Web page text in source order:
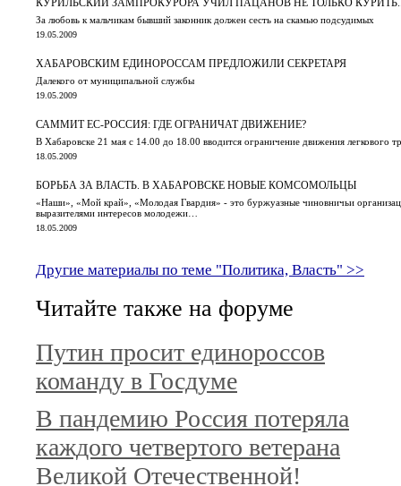
За любовь к мальчикам бывший законник должен сесть на скамью подсудимых
19.05.2009
ХАБАРОВСКИМ ЕДИНОРОССАМ ПРЕДЛОЖИЛИ СЕКРЕТАРЯ
Далекого от муниципальной службы
19.05.2009
САММИТ ЕС-РОССИЯ: ГДЕ ОГРАНИЧАТ ДВИЖЕНИЕ?
В Хабаровске 21 мая с 14.00 до 18.00 вводится ограничение движения легкового
18.05.2009
БОРЬБА ЗА ВЛАСТЬ. В ХАБАРОВСКЕ НОВЫЕ КОМСОМОЛЬЦЫ
«Наши», «Мой край», «Молодая Гвардия» - это буржуазные чиновничьи
выразителями интересов молодежи…
18.05.2009
Другие материалы по теме "Политика, Власть" >>
Читайте также на форуме
Путин просит единороссов
команду в Госдуме
В пандемию Россия потеряла
каждого четвертого ветерана
Великой Отечественной!